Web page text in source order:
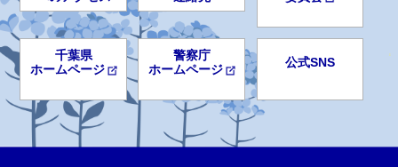
千葉県
ホームページ
警察庁
ホームページ
公式SNS